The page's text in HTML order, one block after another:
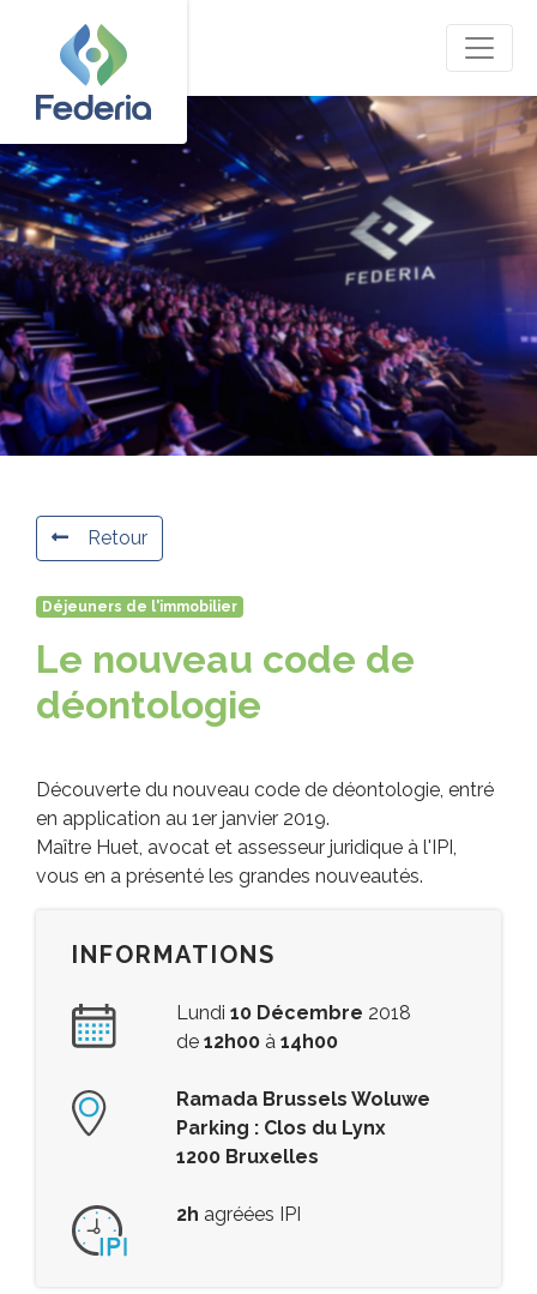
Retour
Déjeuners de l'immobilier
Le nouveau code de
déontologie
Découverte du nouveau code de déontologie, entré
en application au 1er janvier 2019.
Maître Huet, avocat et assesseur juridique à l'IPI,
vous en a présenté les grandes nouveautés.
INFORMATIONS
Lundi 10 Décembre 2018
de 12h00 à 14h00
Ramada Brussels Woluwe
Parking : Clos du Lynx
1200 Bruxelles
2h agréées IPI